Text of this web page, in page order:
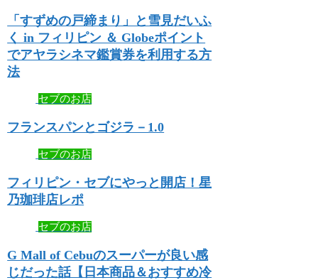
「すずめの戸締まり」と雪見だいふ
く in フィリピン ＆ Globeポイント
でアヤラシネマ鑑賞券を利用する方
法
セブのお店
フランスパンとゴジラ－1.0
セブのお店
フィリピン・セブにやっと開店！星
乃珈琲店レポ
セブのお店
G Mall of Cebuのスーパーが良い感
じだった話【日本商品＆おすすめ冷